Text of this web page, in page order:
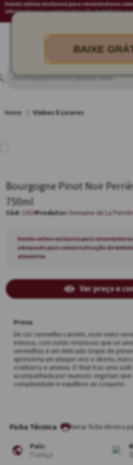
BAIXE
Venda online exclusiva para revendedores com
adequado para comercialização de bebidas e
Vinhos E Licores
Bourgogne Pinot Noir
750ml
1929 Domaine de La
Venda online exclusiva para revendedores
adequado para comercialização de
alimentos
Ver preço e
Prova
De cor vermelho-carmim, este vinho
intensa, com notas resinosas que se
vermelhas e um delicado toque de
apresenta um ataque vivo e direto,
cranberry e ameixa. O final traz uma sutil
acompanhada por nuances vegetais
complexidade e equilíbrio ao conjunto.
Ficha Técnica
País:
França